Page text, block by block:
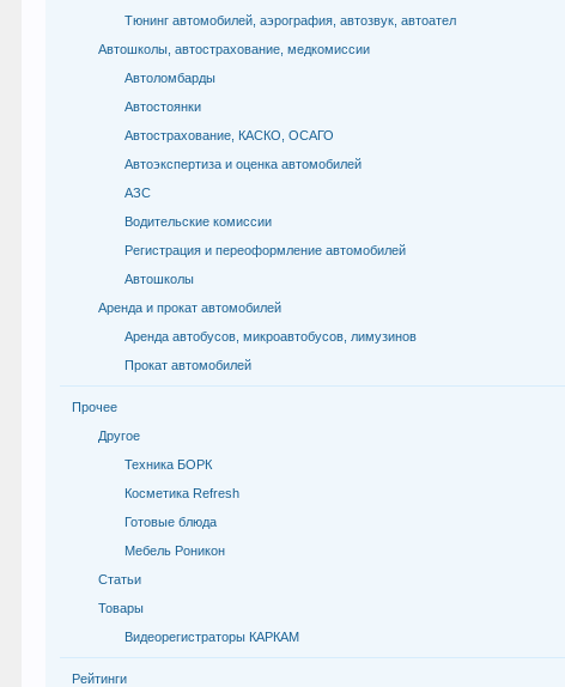
Тюнинг автомобилей, аэрография, автозвук, автоател
Автошколы, автострахование, медкомиссии
Автоломбарды
Автостоянки
Автострахование, КАСКО, ОСАГО
Автоэкспертиза и оценка автомобилей
АЗС
Водительские комиссии
Регистрация и переоформление автомобилей
Автошколы
Аренда и прокат автомобилей
Аренда автобусов, микроавтобусов, лимузинов
Прокат автомобилей
Прочее
Другое
Техника БОРК
Косметика Refresh
Готовые блюда
Мебель Роникон
Статьи
Товары
Видеорегистраторы КАРКАМ
Рейтинги